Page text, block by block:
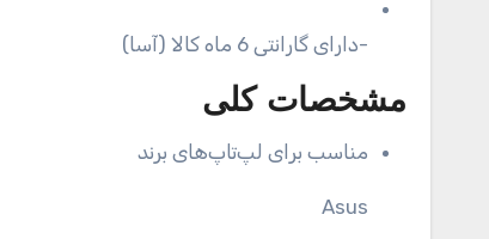
-دارای گارانتی 6 ماه کالا (آسا)
مشخصات کلی
مناسب برای لپ‌تاپ‌های برند
Asus